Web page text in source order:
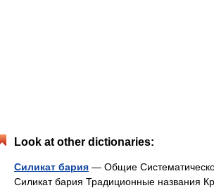
Look at other dictionaries:
Силикат бария — Общие
Силикат бария Традиционные названия